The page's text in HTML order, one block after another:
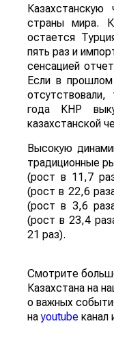
Казахстанскую
страны мира.
остается
пять раз и
сенсацией
Если в прошлом
года КНР
казахстанской
Высокую
традиционные
(рост в 11,7
(рост в 22,6
(рост в 3,6
(рост в 23,4
21 раз).
Смотрите
Казахстана на
о важных
наyoutube канал